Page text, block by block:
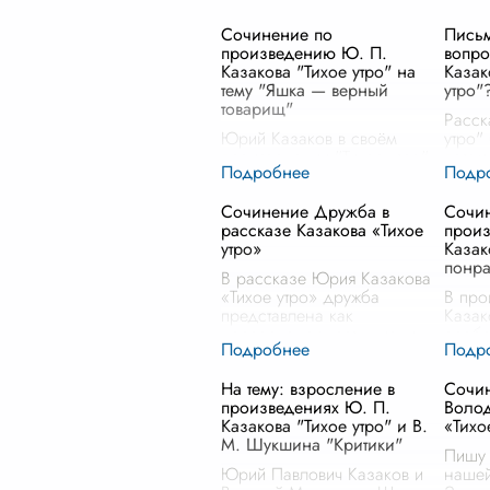
Сочинение по
произведению Ю. П.
Казакова "Тихое утро" на
тему "Яшка — верный
товарищ"
Юрий Казаков в своём
раскрывает множество тем, и
дружба и верность, которые
он воплотил в образе Яшки,
верного товарища главного
гер
Сочинение Дружба в
рассказе Казакова «Тихое
утро»
В рассказе Юрия Казакова
«Тихое утро» дружба
представлена как
способная украсить даже
добавить им глубину.
Казаков, мастер описания
В
На тему: взросление в
произведениях Ю. П.
Казакова "Тихое утро" и В.
М. Шукшина "Критики"
Юрий Павлович Казаков и
Пишу